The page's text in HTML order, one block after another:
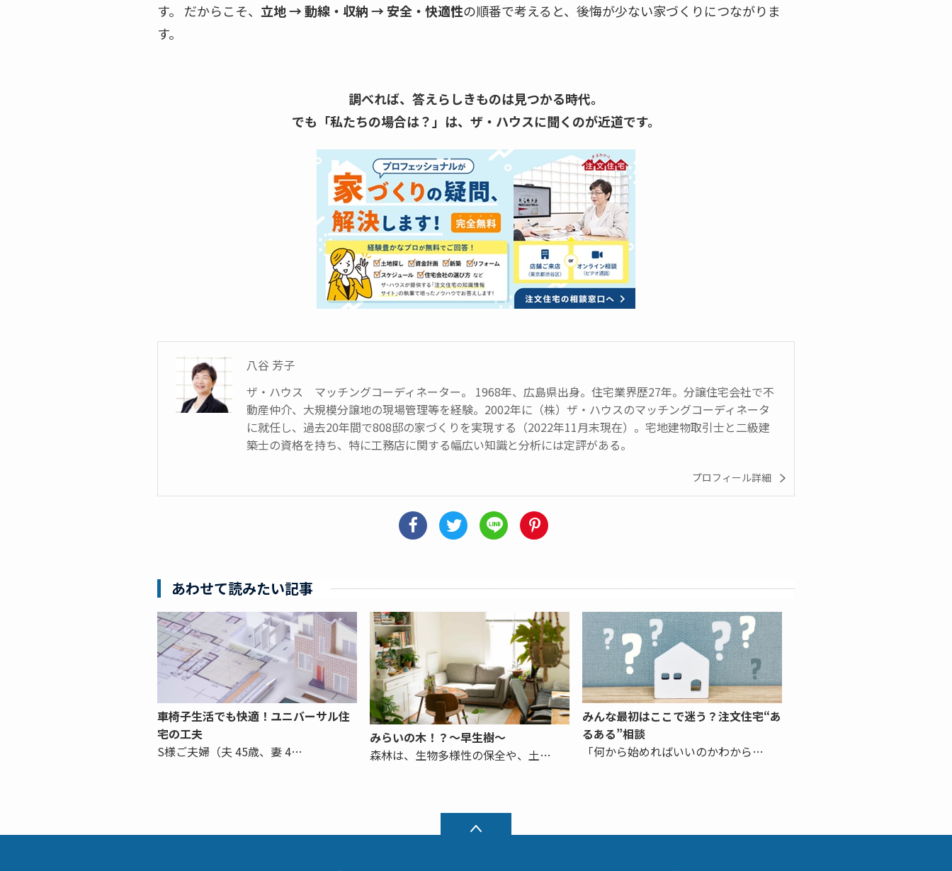
す。 だからこそ、 立地 → 動線・収納 → 安全・快適性の順番で考えると、後悔が少ない家づくりにつながりま
す。
調べれば、答えらしきものは見つかる時代。
でも「私たちの場合は？」は、 ザ・ハウスに聞くのが近道です。
八谷 芳子
ザ・ハウス マッチングコーディネーター。 1968年、広島県出身。住宅業界歴27年。分譲住宅会社で不
動産仲介、大規模分譲地の現場管理等を経験。2002年に（株）ザ・ハウスのマッチングコーディネータ
に就任し、過去20年間で808邸の家づくりを実現する（2022年11月末現在）。宅地建物取引士と二級建
築士の資格を持ち、特に工務店に関する幅広い知識と分析には定評がある。
プロフィール詳細
あわせて読みたい記事
車椅子生活でも快適！ユニバーサル住
宅の工夫
S様ご夫婦（夫 45歳、妻 4…
みらいの木！？～早生樹～
森林は、生物多様性の保全や、土…
みんな最初はここで迷う？注文住宅“あ
るある”相談
「何から始めればいいのかわから…